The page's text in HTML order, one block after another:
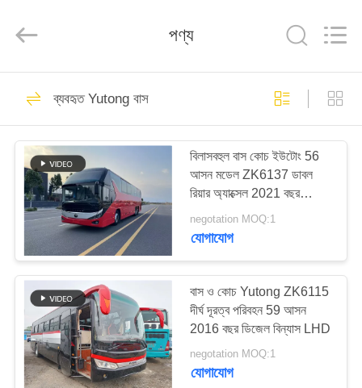
পণ্য
আমাদের
সম্পর্কে
কারখানা
ভ্রমণ
মান
নিয়ন্ত্রণ
CO.,
LTD..
Reserved.
ব্যবহৃত কোস্টার বাস
160
ব্যবহৃত Yutong বাস
907
পণ্য
ব্যবহৃত Yutong বাস
বিলাসবহুল বাস কোচ ইউটোং 56
আসন মডেল ZK6137 ডাবল
রিয়ার অ্যাক্সেল 2021 বছর
এয়ারব্যাগ সাসপেনশন
negotation MOQ:1
যোগাযোগ
বাস ও কোচ Yutong ZK6115
দীর্ঘ দূরত্ব পরিবহন 59 আসন
2016 বছর ডিজেল বিন্যাস LHD
negotation MOQ:1
যোগাযোগ